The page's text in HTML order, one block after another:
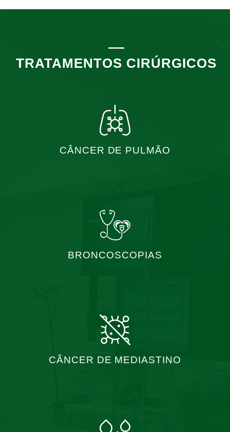
TRATAMENTOS CIRÚRGICOS
CÂNCER DE PULMÃO
BRONCOSCOPIAS
CÂNCER DE MEDIASTINO